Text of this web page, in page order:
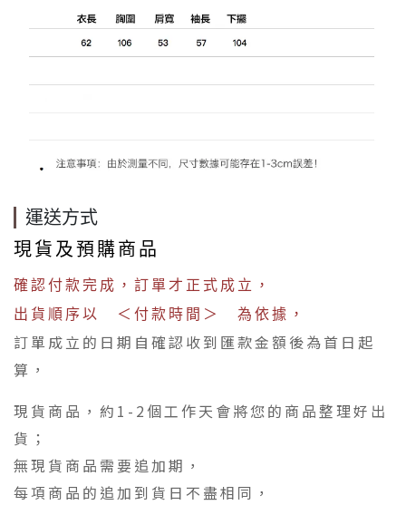
運送方式
現貨及預購商品
確認付款完成，訂單才正式成立，
出貨順序以 ＜付款時間＞ 為依據，
訂單成立的日期自確認收到匯款金額後為首日起
算，
現貨商品，約1-2個工作天會將您的商品整理好出
貨；
無現貨商品需要追加期，
每項商品的追加到貨日不盡相同，